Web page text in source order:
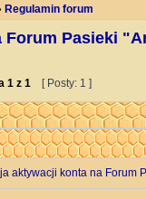
Regulamin forum
Pasieki
1 z 1 [ Posty: 1 ]
aktywacji konta na Forum